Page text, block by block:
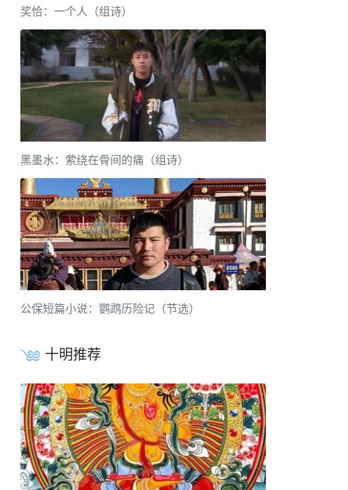
奖恰：一个人（组诗）
黑墨水：萦绕在骨间的痛（组诗）
公保短篇小说：鹦鹉历险记（节选）
十明推荐